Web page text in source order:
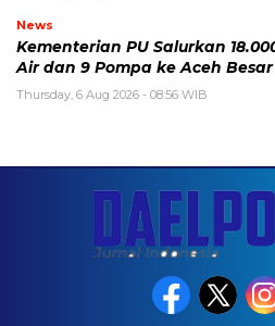
News
Kementerian PU Salurkan
Air dan 9 Pompa ke Aceh Besar
Thursday, 6 Aug 2026 - 08:56 WIB